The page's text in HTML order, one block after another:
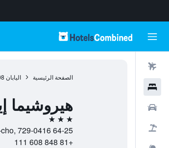
الصفحة الرئيسية اليابان
هيروشيما
3 نجوم
64-25 Zennyuji Hongo-cho, 729-0416, ميهارا, محافظة هيروشيما, اليابان
+81 848 608 111